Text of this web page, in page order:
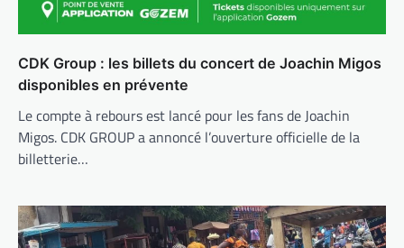
CDK Group : les billets du concert de Joachin Migos
disponibles en prévente
Le compte à rebours est lancé pour les fans de Joachin
Migos. CDK GROUP a annoncé l’ouverture officielle de la
billetterie…